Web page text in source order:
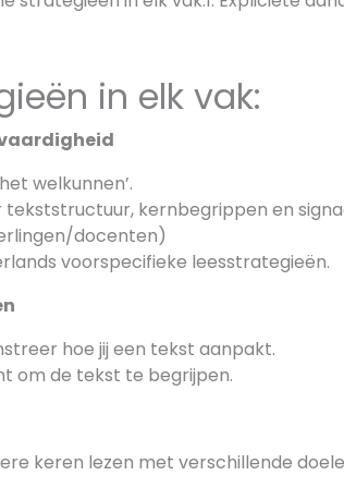
in elk vak:
welkunnen’.
kernbegrippen en
docenten)
voorspecifieke leesstrategieën.
hoe jij een tekst aanpakt.
om de tekst te begrijpen.
keren lezen met verschillende